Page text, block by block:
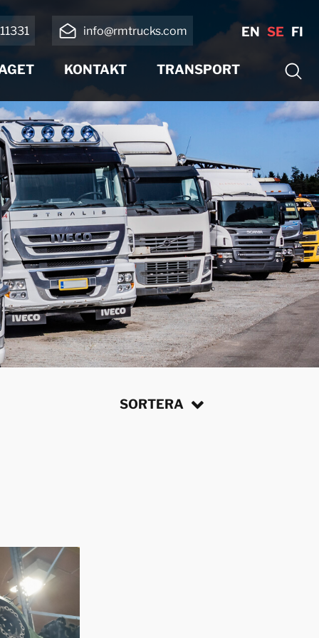
info@rmtrucks.com EN SE FI
KONTAKT TRANSPORT
SORTERA